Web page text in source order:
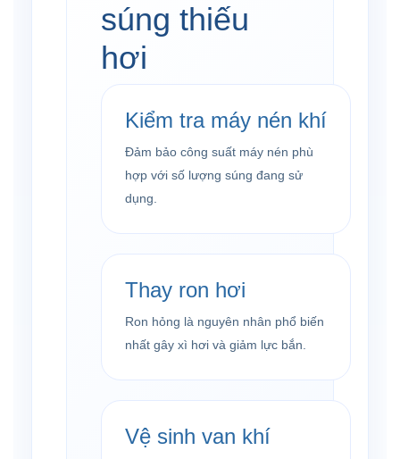
súng thiếu
hơi
Kiểm tra máy nén khí
Đảm bảo công suất máy nén phù
hợp với số lượng súng đang sử
dụng.
Thay ron hơi
Ron hỏng là nguyên nhân phổ biến
nhất gây xì hơi và giảm lực bắn.
Vệ sinh van khí